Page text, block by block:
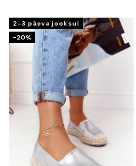
2-3 päeva jooksul
−20%